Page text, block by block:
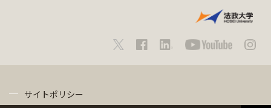
サイトポリシー